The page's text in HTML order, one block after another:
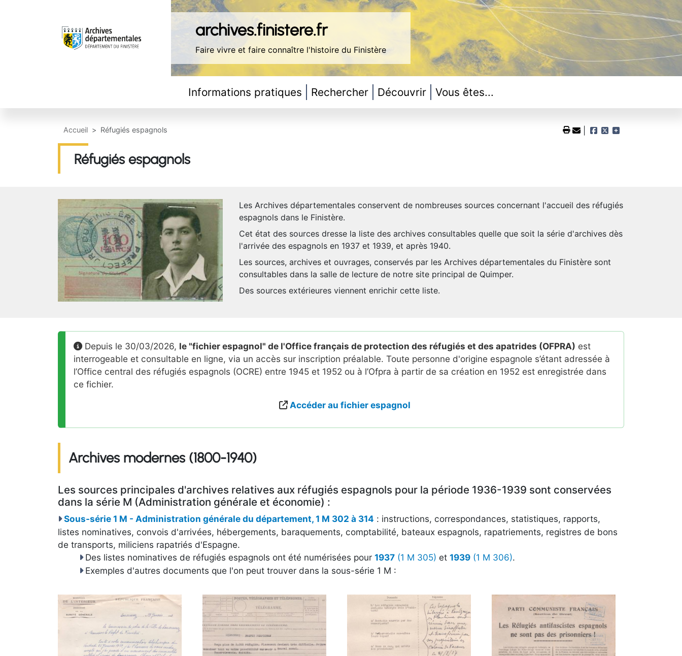
archives.finistere.fr
Faire vivre et faire connaître l'histoire du Finistère
Informations pratiques Rechercher Découvrir Vous êtes...
Accueil Réfugiés espagnols
Réfugiés espagnols
Les Archives départementales conservent de nombreuses sources concernant l'accueil des réfugiés
espagnols dans le Finistère.
Cet état des sources dresse la liste des archives consultables quelle que soit la série d'archives dès
l'arrivée des espagnols en 1937 et 1939, et après 1940.
Les sources, archives et ouvrages, conservés par les Archives départementales du Finistère sont
consultables dans la salle de lecture de notre site principal de Quimper.
Des sources extérieures viennent enrichir cette liste.
Depuis le 30/03/2026, le "fichier espagnol" de l'Office français de protection des réfugiés et des apatrides (OFPRA) est
interrogeable et consultable en ligne, via un accès sur inscription préalable. Toute personne d'origine espagnole s’étant adressée à
l’Office central des réfugiés espagnols (OCRE) entre 1945 et 1952 ou à l’Ofpra à partir de sa création en 1952 est enregistrée dans
ce fichier.
Accéder au fichier espagnol
Archives modernes (1800-1940)
Les sources principales d'archives relatives aux réfugiés espagnols pour la période 1936-1939 sont conservées
dans la série M (Administration générale et économie) :
Sous-série 1 M - Administration générale du département, 1 M 302 à 314 : instructions, correspondances, statistiques, rapports,
listes nominatives, convois d'arrivées, hébergements, baraquements, comptabilité, bateaux espagnols, rapatriements, registres de bons
de transports, miliciens rapatriés d'Espagne.
Des listes nominatives de réfugiés espagnols ont été numérisées pour1937 (1 M 305) et1939 (1 M 306).
Exemples d'autres documents que l'on peut trouver dans la sous-série 1 M :